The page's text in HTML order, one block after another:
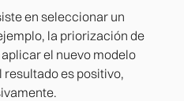
en seleccionar un
la priorización de
el nuevo modelo
resultado es positivo,